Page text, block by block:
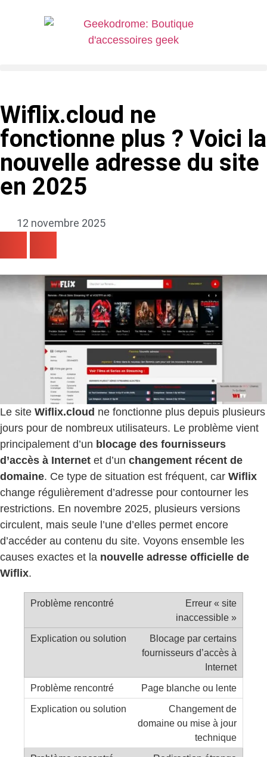
Wiflix.cloud ne
fonctionne plus ? Voici la
nouvelle adresse du site
en 2025
12 novembre 2025
Le site Wiflix.cloud ne fonctionne plus depuis plusieurs
jours pour de nombreux utilisateurs. Le problème vient
principalement d’un blocage des fournisseurs
d’accès à Internet et d’un changement récent de
domaine. Ce type de situation est fréquent, car Wiflix
change régulièrement d’adresse pour contourner les
restrictions. En novembre 2025, plusieurs versions
circulent, mais seule l’une d’elles permet encore
d’accéder au contenu du site. Voyons ensemble les
causes exactes et la nouvelle adresse officielle de
Wiflix.
Erreur « site
inaccessible »
Blocage par certains
fournisseurs d’accès à
Internet
Page blanche ou lente
Changement de
domaine ou mise à jour
technique